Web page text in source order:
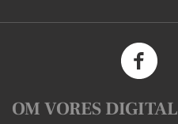
OM VORES DIGITAL